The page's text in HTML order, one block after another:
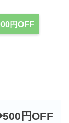
円OFF
円OFF